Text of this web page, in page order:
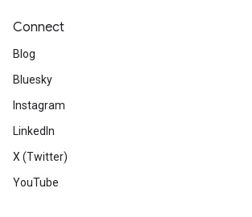
Connect
Blog
Bluesky
Instagram
LinkedIn
X (Twitter)
YouTube